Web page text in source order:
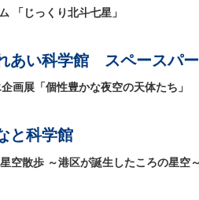
「じっくり北斗七星」
あい科学館 スペースパ
画展「個性豊かな夜空の天体たち」
と科学館
空散歩 ～港区が誕生したころの星空～